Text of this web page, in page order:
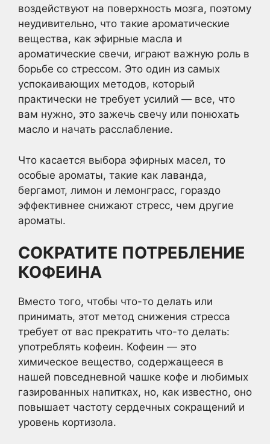
воздействуют на поверхность мозга, поэтому
неудивительно, что такие ароматические
вещества, как эфирные масла и
ароматические свечи, играют важную роль в
борьбе со стрессом. Это один из самых
успокаивающих методов, который
практически не требует усилий — все, что
вам нужно, это зажечь свечу или понюхать
масло и начать расслабление.
Что касается выбора эфирных масел, то
особые ароматы, такие как лаванда,
бергамот, лимон и лемонграсс, гораздо
эффективнее снижают стресс, чем другие
ароматы.
СОКРАТИТЕ ПОТРЕБЛЕНИЕ
КОФЕИНА
Вместо того, чтобы что-то делать или
принимать, этот метод снижения стресса
требует от вас прекратить что-то делать:
употреблять кофеин. Кофеин — это
химическое вещество, содержащееся в
нашей повседневной чашке кофе и любимых
газированных напитках, но, как известно, оно
повышает частоту сердечных сокращений и
уровень кортизола.